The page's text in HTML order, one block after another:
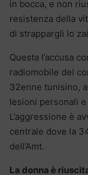
in bocca, e non
resistenza della
di strappargli lo
Questa l’accusa
radiomobile del
32enne tunisino,
lesioni personali
L’aggressione è
centrale dove la
dell’Amt.
La donna è